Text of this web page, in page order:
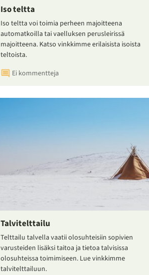
Iso teltta
Iso teltta voi toimia perheen majoitteena
automatkoilla tai vaelluksen perusleirissä
majoitteena. Katso vinkkimme erilaisista isoista
teltoista.
Ei kommentteja
Talvitelttailu
Telttailu talvella vaatii olosuhteisiin sopivien
varusteiden lisäksi taitoa ja tietoa talvisissa
olosuhteissa toimimiseen. Lue vinkkimme
talvitelttailuun.